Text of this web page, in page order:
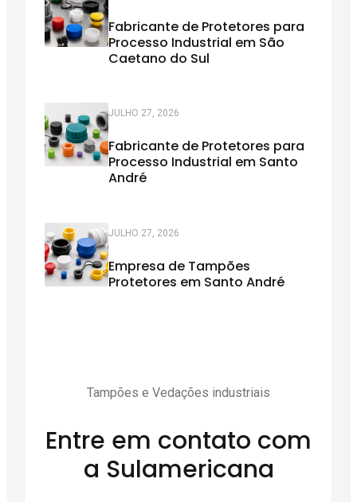
Fabricante de Protetores para
Processo Industrial em São
Caetano do Sul
JULHO 27, 2026
Fabricante de Protetores para
Processo Industrial em Santo
André
JULHO 27, 2026
Empresa de Tampões
Protetores em Santo André
Tampões e Vedações industriais
Entre em contato com
a Sulamericana